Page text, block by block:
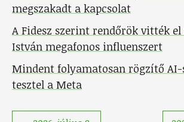
megszakadt a kapcsolat
A Fidesz szerint rendőrök vitték el
István megafonos influenszert
Mindent folyamatosan rögzítő AI-
tesztel a Meta